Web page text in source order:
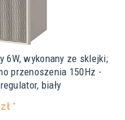
6W, wykonany ze sklejki;
przenoszenia 150Hz -
biały
*